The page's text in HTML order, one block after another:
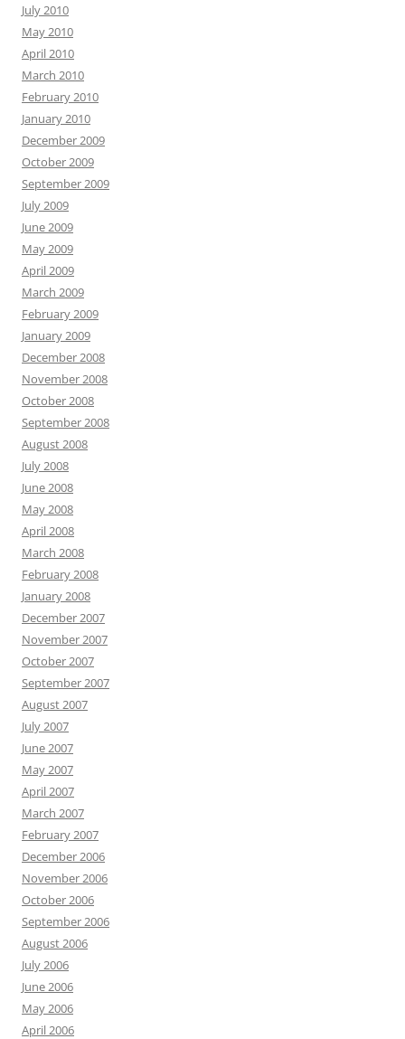
July 2010
May 2010
April 2010
March 2010
February 2010
January 2010
December 2009
October 2009
September 2009
July 2009
June 2009
May 2009
April 2009
March 2009
February 2009
January 2009
December 2008
November 2008
October 2008
September 2008
August 2008
July 2008
June 2008
May 2008
April 2008
March 2008
February 2008
January 2008
December 2007
November 2007
October 2007
September 2007
August 2007
July 2007
June 2007
May 2007
April 2007
March 2007
February 2007
December 2006
November 2006
October 2006
September 2006
August 2006
July 2006
June 2006
May 2006
April 2006